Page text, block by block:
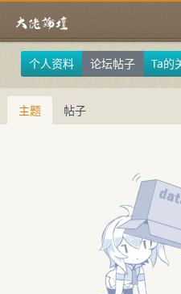
个人资料 论坛帖子 Ta的
主题 帖子